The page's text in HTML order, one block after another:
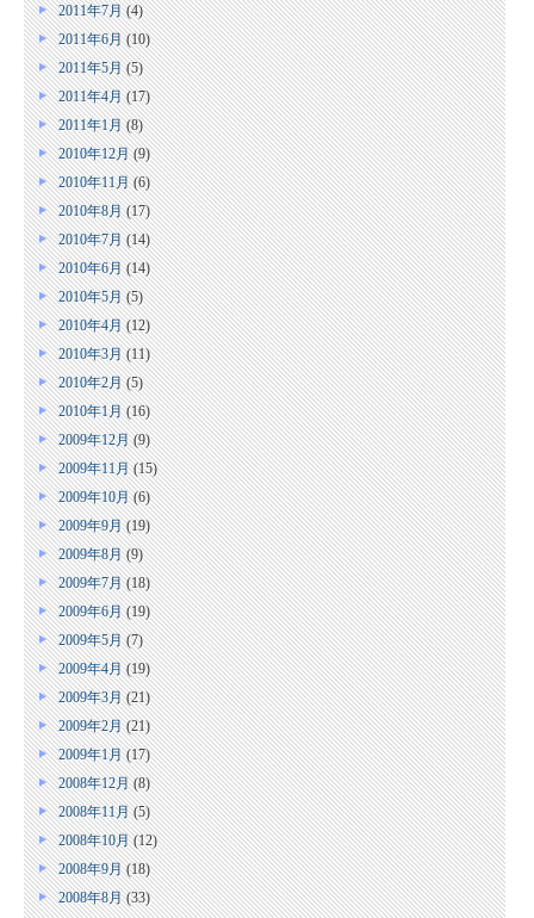
2011年7月(4)
2011年6月(10)
2011年5月(5)
2011年4月(17)
2011年1月(8)
2010年12月(9)
2010年11月(6)
2010年8月(17)
2010年7月(14)
2010年6月(14)
2010年5月(5)
2010年4月(12)
2010年3月(11)
2010年2月(5)
2010年1月(16)
2009年12月(9)
2009年11月(15)
2009年10月(6)
2009年9月(19)
2009年8月(9)
2009年7月(18)
2009年6月(19)
2009年5月(7)
2009年4月(19)
2009年3月(21)
2009年2月(21)
2009年1月(17)
2008年12月(8)
2008年11月(5)
2008年10月(12)
2008年9月(18)
2008年8月(33)